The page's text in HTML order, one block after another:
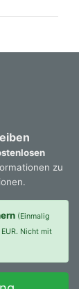
zu
(Einmalig
Nicht mit